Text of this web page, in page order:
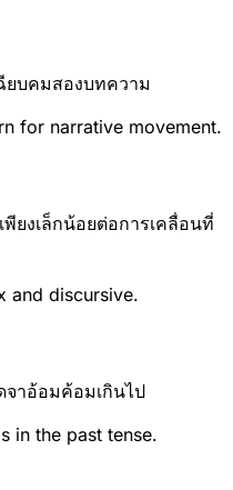
ยบคมสองบทความ
for narrative movement.
ยงเล็กน้อยต่อการเคลื่อนที่
and discursive.
จาอ้อมค้อมเกินไป
in the past tense.